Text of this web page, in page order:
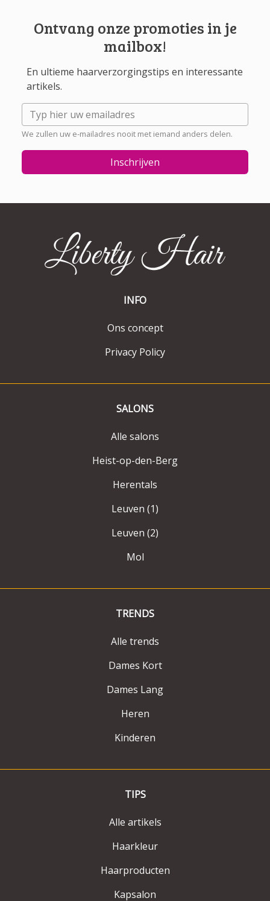
Ontvang onze promoties in je
mailbox!
En ultieme haarverzorgingstips en interessante
artikels.
We zullen uw e-mailadres nooit met iemand anders delen.
Inschrijven
INFO
Ons concept
Privacy Policy
SALONS
Alle salons
Heist-op-den-Berg
Herentals
Leuven (1)
Leuven (2)
Mol
TRENDS
Alle trends
Dames Kort
Dames Lang
Heren
Kinderen
TIPS
Alle artikels
Haarkleur
Haarproducten
Kapsalon